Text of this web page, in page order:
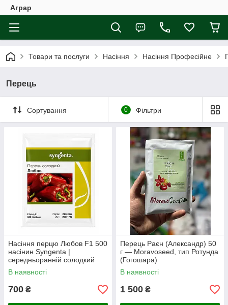
Аграр
Товари та послуги Насіння Насіння Професійне
Перець
Сортування 0 Фільтри
Насіння перцю Любов F1 500
насінин Syngenta |
середньоранній солодкий
перець для відкритого ґрунту
В наявності
700 ₴
Перець Раєн (Александр) 50
г — Moravoseed, тип Ротунда
(Гогошара)
В наявності
1 500 ₴